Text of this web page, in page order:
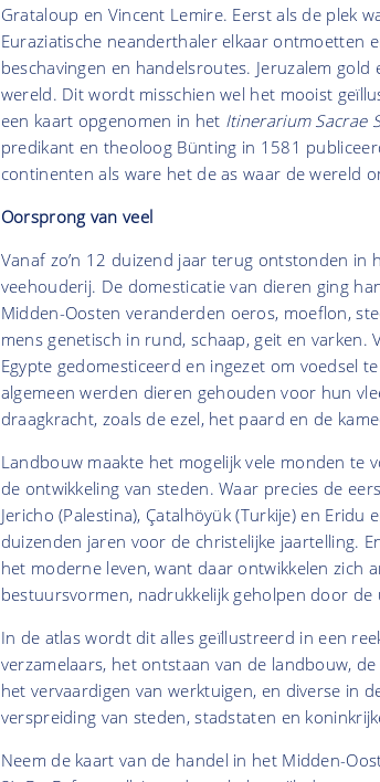
Grataloup en Vincent Lemire. Eerst als de plek
Euraziatische neanderthaler elkaar ontmoetten
beschavingen en handelsroutes. Jeruzalem
wereld. Dit wordt misschien wel het mooist
een kaart opgenomen in het Itinera­rium Sacrae
predikant en theoloog Bünting in 1581
continenten als ware het de as waar de wereld
Oorsprong van veel
Vanaf zo’n 12 duizend jaar terug ontstonden in
veehouderij. De domesticatie van dieren ging
Midden-Oosten veranderden oeros, moeflon,
mens genetisch in rund, schaap, geit en varken.
Egypte gedomesticeerd en ingezet om voedsel
algemeen werden dieren gehouden voor hun
draagkracht, zoals de ezel, het paard en de
Landbouw maakte het mogelijk vele monden te
de ontwikkeling van steden. Waar precies de
Jericho (Palestina), Çatalhöyük (Turkije) en Eridu
duizenden jaren voor de christelijke jaartelling.
het moderne leven, want daar ontwikkelen zich
bestuursvormen, nadrukkelijk geholpen door de
In de atlas wordt dit alles geïllustreerd in een
verzamelaars, het ontstaan van de landbouw,
het vervaardigen van werktuigen, en diverse in
verspreiding van steden, stadstaten en
Neem de kaart van de handel in het Midden-